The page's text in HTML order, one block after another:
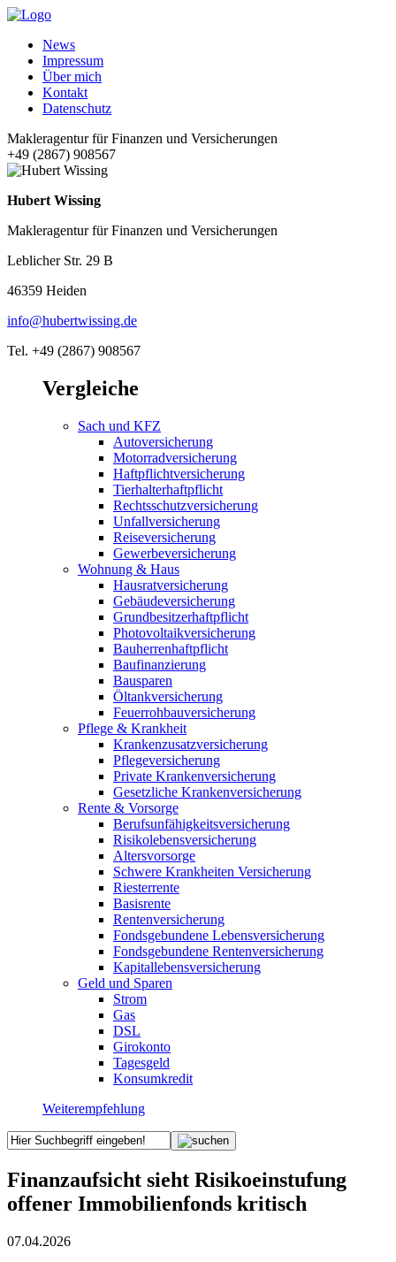
News
Impressum
Über mich
Kontakt
Datenschutz
Makleragentur für Finanzen und Versicherungen
+49 (2867) 908567
Hubert Wissing
Makleragentur für Finanzen und Versicherungen
Leblicher Str. 29 B
46359 Heiden
info@hubertwissing.de
Tel. +49 (2867) 908567
Vergleiche
Sach und KFZ
Autoversicherung
Motorradversicherung
Haftpflichtversicherung
Tierhalterhaftpflicht
Rechtsschutzversicherung
Unfallversicherung
Reiseversicherung
Gewerbeversicherung
Wohnung & Haus
Hausratversicherung
Gebäudeversicherung
Grundbesitzerhaftpflicht
Photovoltaikversicherung
Bauherrenhaftpflicht
Baufinanzierung
Bausparen
Öltankversicherung
Feuerrohbauversicherung
Pflege & Krankheit
Krankenzusatzversicherung
Pflegeversicherung
Private Krankenversicherung
Gesetzliche Krankenversicherung
Rente & Vorsorge
Berufs­unfähigkeitsversicherung
Risikolebensversicherung
Altersvorsorge
Schwere Krankheiten Versicherung
Riesterrente
Basisrente
Rentenversicherung
Fondsgebundene Lebensversicherung
Fondsgebundene Rentenversicherung
Kapitallebensversicherung
Geld und Sparen
Strom
Gas
DSL
Girokonto
Tagesgeld
Konsumkredit
Weiterempfehlung
Finanzaufsicht sieht Risikoeinstufung
offener Immobilienfonds kritisch
07.04.2026